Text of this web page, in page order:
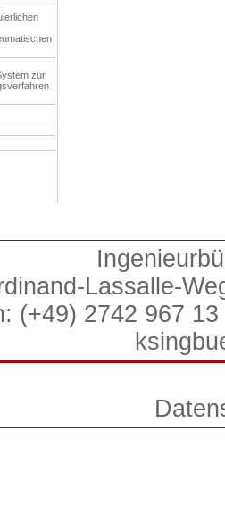
zur
Lassalle-
(+49) 2742 967